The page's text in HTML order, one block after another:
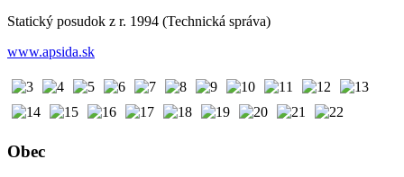
Statický posudok z r. 1994 (Technická správa)
www.apsida.sk
Obec